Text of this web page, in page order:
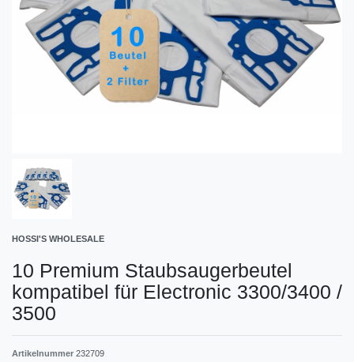
HOSSI'S WHOLESALE
10 Premium Staubsaugerbeutel
kompatibel für Electronic 3300/3400 /
3500
Artikelnummer 232709